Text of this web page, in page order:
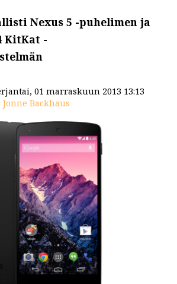
Nexus 5 -puhelimen ja
KitKat -
01 marraskuun 2013 13:13
Jonne Backhaus